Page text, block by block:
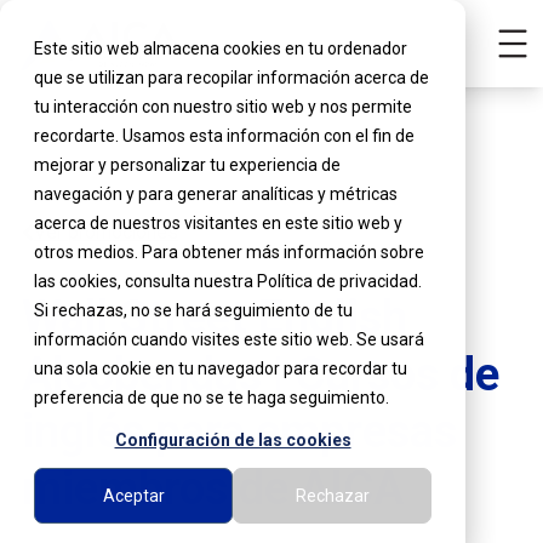
Este sitio web almacena cookies en tu ordenador
que se utilizan para recopilar información acerca de
tu interacción con nuestro sitio web y nos permite
recordarte. Usamos esta información con el fin de
mejorar y personalizar tu experiencia de
navegación y para generar analíticas y métricas
acerca de nuestros visitantes en este sitio web y
otros medios. Para obtener más información sobre
las cookies, consulta nuestra Política de privacidad.
Si rechazas, no se hará seguimiento de tu
información cuando visites este sitio web. Se usará
una sola cookie en tu navegador para recordar tu
preferencia de que no se te haga seguimiento.
Configuración de las cookies
Aceptar Rechazar
Ver promociones
Wall Street English
Alcobendas | Cursos de
inglés para empresas
miembros de AICA